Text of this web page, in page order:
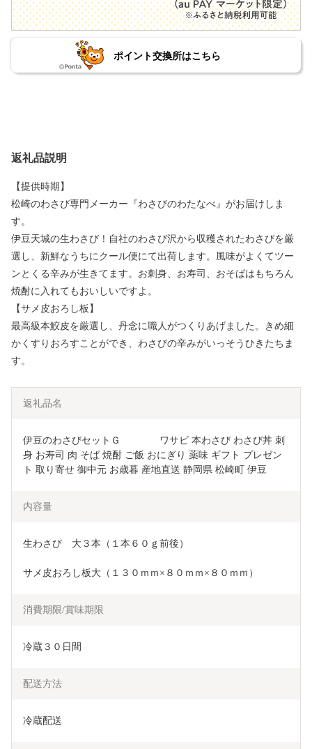
ポイント交換所はこちら
返礼品説明
【提供時期】
松崎のわさび専門メーカー『わさびのわたなべ』がお届けしま
す。
伊豆天城の生わさび！自社のわさび沢から収穫されたわさびを厳
選し、新鮮なうちにクール便にて出荷します。風味がよくてツー
ンとくる辛みが生きてます。お刺身、お寿司、おそばはもちろん
焼酎に入れてもおいしいですよ。
【サメ皮おろし板】
最高級本鮫皮を厳選し、丹念に職人がつくりあげました。きめ細
かくすりおろすことができ、わさびの辛みがいっそうひきたちま
す。
返礼品名
伊豆のわさびセットＧ　　　　ワサビ 本わさび わさび丼 刺
身 お寿司 肉 そば 焼酎 ご飯 おにぎり 薬味 ギフト プレゼン
ト 取り寄せ 御中元 お歳暮 産地直送 静岡県 松崎町 伊豆
内容量
生わさび　大３本（１本６０ｇ前後）
サメ皮おろし板大（１３０ｍｍ×８０ｍｍ×８０ｍｍ）
消費期限/賞味期限
冷蔵３０日間
配送方法
冷蔵配送